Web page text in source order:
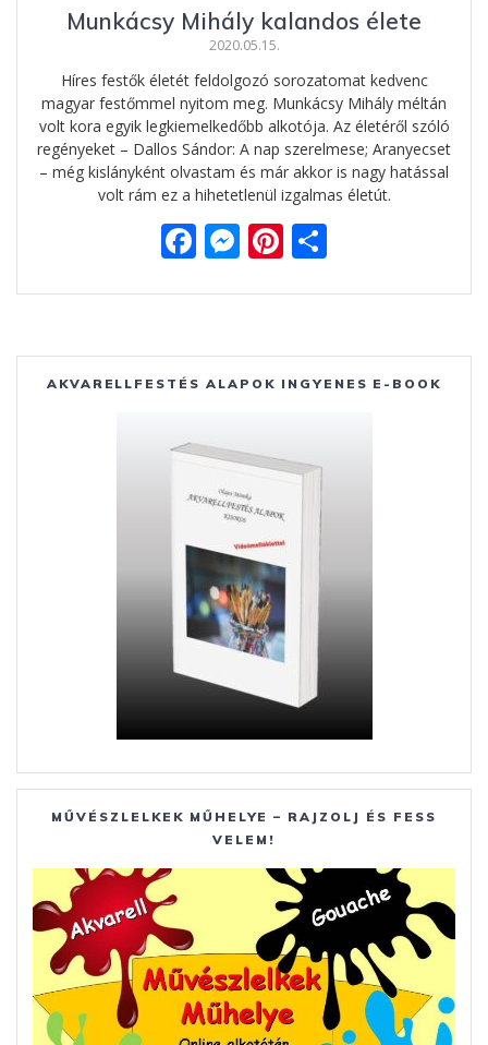
Munkácsy Mihály kalandos élete
2020.05.15.
Híres festők életét feldolgozó sorozatomat kedvenc
magyar festőmmel nyitom meg. Munkácsy Mihály méltán
volt kora egyik legkiemelkedőbb alkotója. Az életéről szóló
regényeket – Dallos Sándor: A nap szerelmese; Aranyecset
– még kislányként olvastam és már akkor is nagy hatással
volt rám ez a hihetetlenül izgalmas életút.
F
e
b
o
k
M
ss
e
n
er
Pi
er
e
st
za
m
e
AKVARELLFESTÉS ALAPOK INGYENES E-BOOK
MŰVÉSZLELKEK MŰHELYE – RAJZOLJ ÉS FESS
VELEM!